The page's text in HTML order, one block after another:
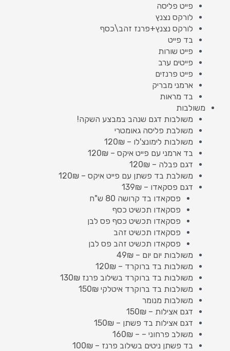
פייט פליסה
לורקס נצנץ
לורקס נצנץ+פרנז זהב\כסף
בד פייט
פייט שורות
פייטים ערב
פייט פרנזים
ארמני מבריק
בד מראות
משולבות
משולבות דגם שנהב במבצע השקה!
משולבת פליסה גאומטרי
משולבות לימונצ'לו – 120₪
בד ארמני עם פייט איקס – 120₪
דגם פבלה – 120₪
משולבת בד פשתן עם פייט איקס – 120₪
דגם פסקאדו – 139₪
פסקאדו בד קרושה 80 ש"ח
פסקאדו תכשיט כסף
פסקאדו תכשיט כסף פס לבן
פסקאדו תכשיט זהב
פסקאדו תכשיט זהב פס לבן
משולבות יום יום – 49₪
משולבות בד ברוקרד – 120₪
משולבות בד ברוקרד בשילוב פרנז 130₪
משולבות בד ברוקרד איטלקי 150₪
משולבות מנומר
דגם אצילות – 150₪
דגם אצילות בד פשתן – 150₪
משולב פרחוני – – 160₪
בד פשתן ניטים בשילוב פרנז – 100₪